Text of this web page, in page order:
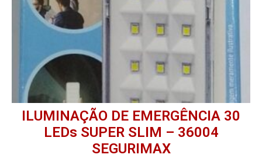
ILUMINAÇÃO DE EMERGÊNCIA 30
LEDs SUPER SLIM – 36004
SEGURIMAX